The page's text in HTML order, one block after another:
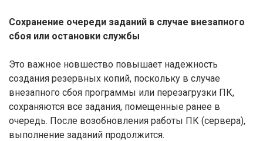
Сохранение очереди заданий в случае внезапного
сбоя или остановки службы
Это важное новшество повышает надежность
создания резервных копий, поскольку в случае
внезапного сбоя программы или перезагрузки ПК,
сохраняются все задания, помещенные ранее в
очередь. После возобновления работы ПК (сервера),
выполнение заданий продолжится.